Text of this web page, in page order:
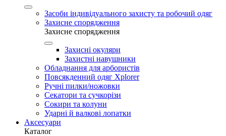
Засоби індивідуального захисту та робочий одяг
Захисне спорядження
Захисне спорядження
Захисні окуляри
Захистні навушники
Обладнання для арбористів
Повсякденний одяг Xplorer
Ручні пилки/ножовки
Секатори та сучкорізи
Сокири та колуни
Ударні й валкові лопатки
Аксесуари
Каталог